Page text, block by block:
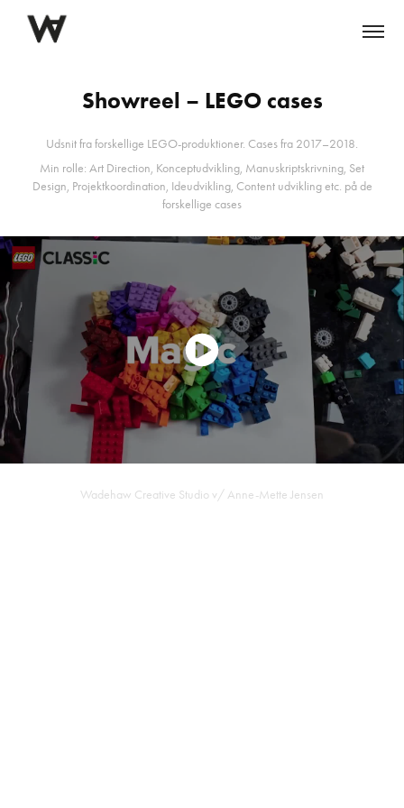
Showreel – LEGO cases
Udsnit fra forskellige LEGO-produktioner. Cases fra 2017–2018.
Min rolle: Art Direction, Konceptudvikling, Manuskriptskrivning, Set
Design, Projektkoordination, Ideudvikling, Content udvikling etc. på de
forskellige cases
Wadehaw Creative Studio v/ Anne-Mette Jensen